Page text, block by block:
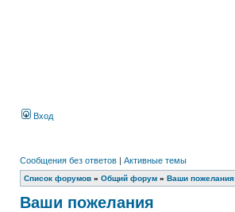
Вход
Сообщения без ответов | Активные темы
Список форумов » Общий форум » Ваши пожелания
Ваши пожелания